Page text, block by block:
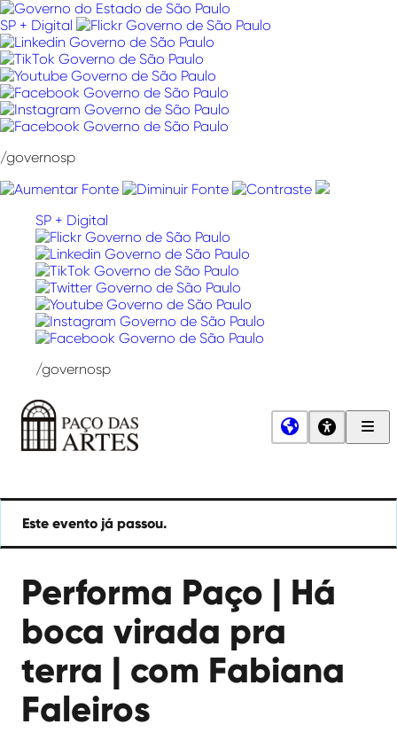
Pular
para
o
conteúdo
SP + Digital
/governosp
SP + Digital
/governosp
Artes
Este evento já passou.
Performa Paço | Há
boca virada pra
terra | com Fabiana
Faleiros